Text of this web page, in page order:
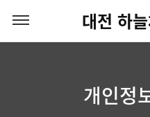
대전 하
개인정